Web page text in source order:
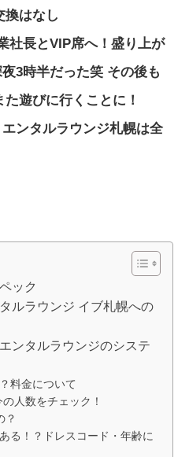
換はなし
社長とVIP席へ！盛り上が
3時半だった笑 その後も
遊びに行くことに！
ンタルラウンジ札幌は全
ック
ルラウンジ イブ札幌への
ンタルラウンジのシステ
料金について
人数をチェック！
？
る！？ドレスコード・年齢に